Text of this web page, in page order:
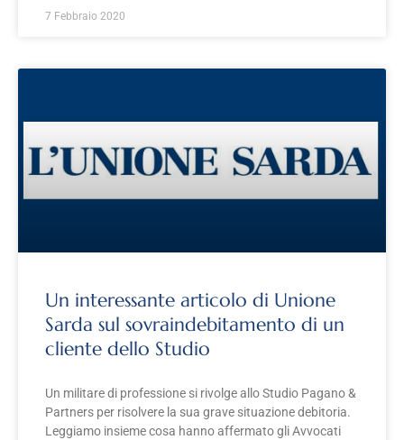
7 Febbraio 2020
Un interessante articolo di Unione
Sarda sul sovraindebitamento di un
cliente dello Studio
Un militare di professione si rivolge allo Studio Pagano &
Partners per risolvere la sua grave situazione debitoria.
Leggiamo insieme cosa hanno affermato gli Avvocati